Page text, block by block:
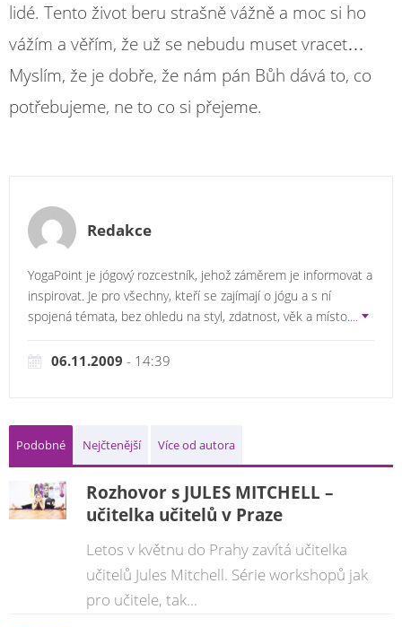
lidé. Tento život beru strašně vážně a moc si ho
vážím a věřím, že už se nebudu muset vracet…
Myslím, že je dobře, že nám pán Bůh dává to, co
potřebujeme, ne to co si přejeme.
Redakce
YogaPoint je jógový rozcestník, jehož záměrem je informovat a
inspirovat. Je pro všechny, kteří se zajímají o jógu a s ní
spojená témata, bez ohledu na styl, zdatnost, věk a místo....
06.11.2009 - 14:39
Podobné Nejčtenější Více od autora
Rozhovor s JULES MITCHELL –
učitelka učitelů v Praze
Letos v květnu do Prahy zavítá učitelka
učitelů Jules Mitchell. Série workshopů jak
pro učitele, tak...